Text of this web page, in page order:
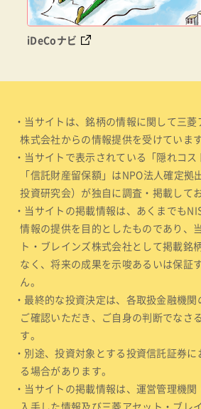
iDeCoナビ
・当サイトは、銘柄の情報に関して三
株式会社からの情報提供を受けています
・当サイトで表示されている「隠れコス
「信託財産留保額」はNPO法人確定拠
投資研究会）が独自に調査・掲載して
・当サイトの掲載情報は、あくまでも
情報の提供を目的としたものであり、
ト・ブレインズ株式会社として掲載銘
なく、将来の成果を示唆あるいは保証
ん。
・最終的な投資決定は、各取扱金融機
ご確認いただき、ご自身の判断でなさ
す。
・別途、投資対象とする投資信託証券
る場合があります。
・当サイトの掲載情報は、運営管理機
入手した情報及び三菱アセット・ブレ